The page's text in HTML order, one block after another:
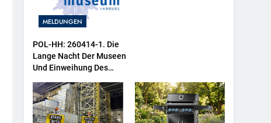
MELDUNGEN
POL-HH: 260414-1. Die
Lange Nacht Der Museen
Und Einweihung Des
Sowie Neuer
Ausstellungsbereiche Im
Polizeimuseum Hamburg